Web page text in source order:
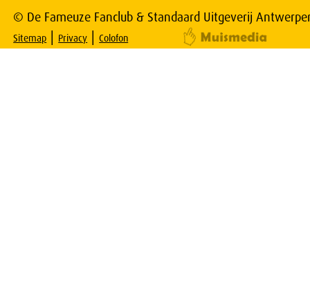
© De Fameuze Fanclub & Standaard Uitgeverij
Sitemap | Privacy |Colofon